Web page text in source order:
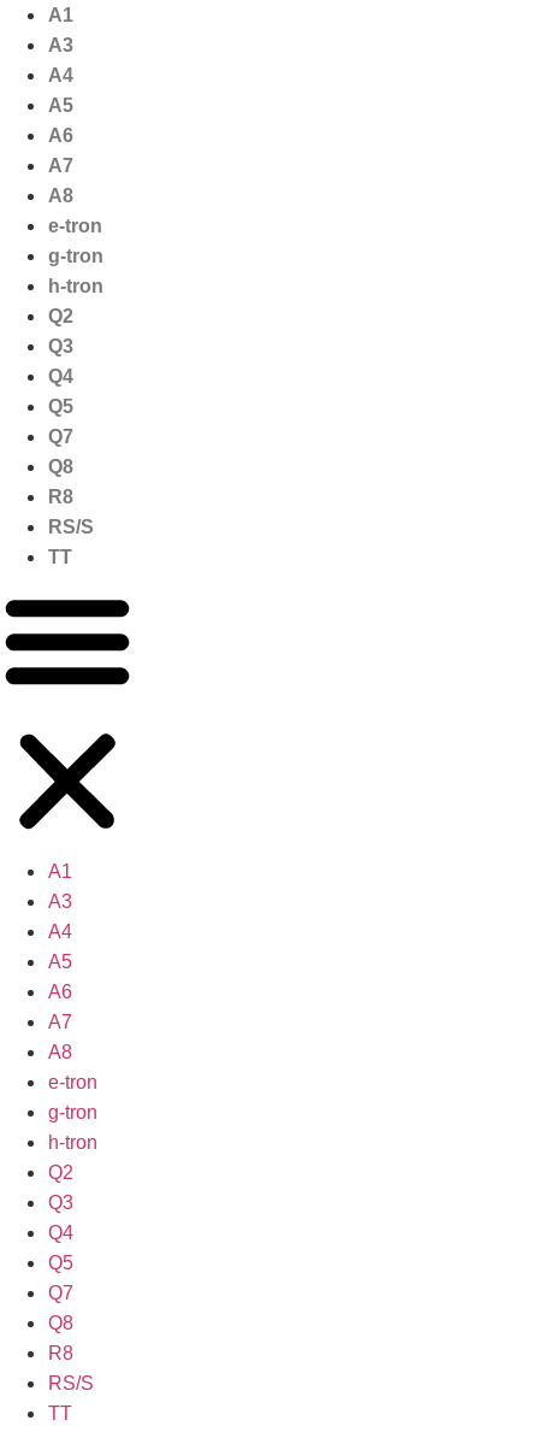
naar
inhoud
A1
A3
A4
A5
A6
A7
A8
e-tron
g-tron
h-tron
Q2
Q3
Q4
Q5
Q7
Q8
R8
RS/S
TT
A1
A3
A4
A5
A6
A7
A8
e-tron
g-tron
h-tron
Q2
Q3
Q4
Q5
Q7
Q8
R8
RS/S
TT